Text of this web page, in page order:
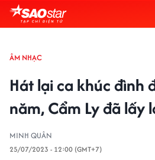
ÂM NHẠC
Hát lại ca khúc đình
năm, Cẩm Ly đã lấy
MINH QUÂN
25/07/2023 - 12:00 (GMT+7)